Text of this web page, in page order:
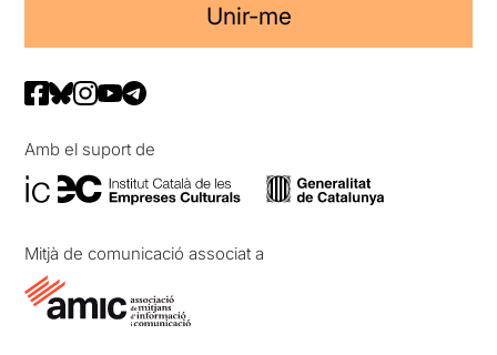
Unir-me
Amb el suport de
Mitjà de comunicació associat a